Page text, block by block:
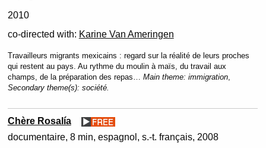
2010
co-directed with: Karine Van Ameringen
Travailleurs migrants mexicains : regard sur la réalité de leurs proches
qui restent au pays. Au rythme du moulin à maïs, du travail aux
champs, de la préparation des repas… Main theme: immigration,
Secondary theme(s): société.
Chère Rosalía
documentaire 8 min espagnol, s.-t. français 2008